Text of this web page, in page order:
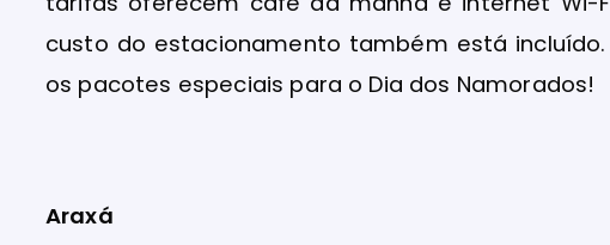
custo do estacionamento também está
os pacotes especiais para o Dia dos Namorados!
Araxá